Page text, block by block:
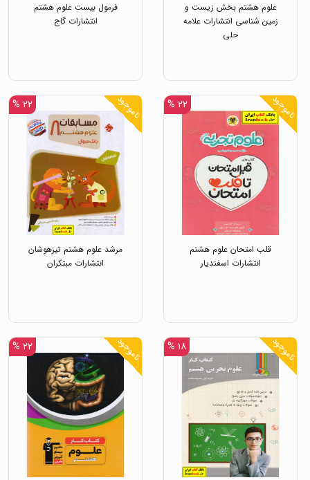
علوم هشتم بخش زیست و
زمین شناسی انتشارات علامه
حلی
فرمول بیست علوم هشتم
انتشارات گاج
ناموجود ۲۲ %
قلب امتحان علوم هشتم
انتشارات اسفندیار
ناموجود ۲۲ %
مرشد علوم هشتم تیزهوشان
انتشارات مبتکران
ناموجود ۱۸ % ناموجود ۲۲ %